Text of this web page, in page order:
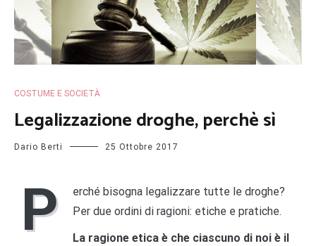
COSTUME E SOCIETÀ
Legalizzazione droghe, perchè sì
Dario Berti 25 Ottobre 2017
P
erché bisogna legalizzare tutte le droghe?
Per due ordini di ragioni: etiche e pratiche.
La ragione etica è che ciascuno di noi è il